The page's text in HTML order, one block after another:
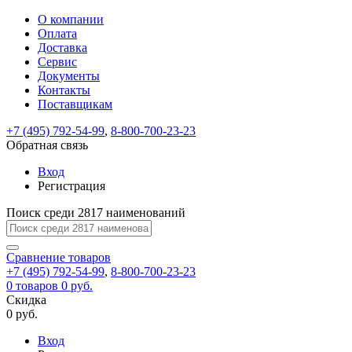
ВходРегистрация
Только
test@example.com
отправлена
по
ней
для
регистрации.
Ок
Только
Запомнить
меня
Забыли
Восстановление
пароля
Заполните
форму.
Мы
отправим
ссылку
на
указанный
электронный
адрес,
перейдя
по
которой
вы
новый
На
вашу
test@test.ru
отправлена
ссылка.
Перейдите
по
для
смены
пароля.
Введите
новый
пароль
Сменить
Пароль
успешно
Войти
Обратная
связь
Сообщение
пользовательского
соглашения
Ваше
сообщение
успешно
О компании
Оплата
Доставка
Сервис
Документы
Контакты
Поставщикам
+7 (495) 792-54-99, 8-800-700-23-23
Обратная связь
Вход
Регистрация
Поиск среди 2817 наименований
Сравнение товаров
+7 (495) 792-54-99, 8-800-700-23-23
0 товаров 0 руб.
Скидка
0 руб.
Вход